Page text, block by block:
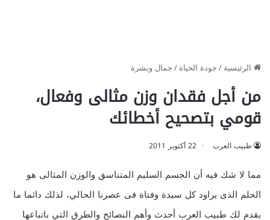
الرئيسية/جودة الحياة/جمال وبشرة
من أجل فقدان وزن مثالى وفعال،
قومي بتصحيح أخطائك
طبيب العرب 22 أكتوبر 2011
مما لا شك فيه أن الجسم السليم المتناسق والوزن المثالى هو
الحلم الذى يراود كل سيدة وفتاة فى عصرنا الحالي، لذلك دائما ما
يقدم لك طبيب العرب أحدث وأهم النصائح والطرق التي باتباعها